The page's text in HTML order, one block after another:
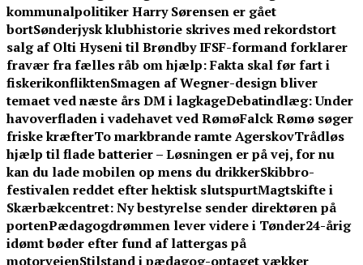
kommunalpolitiker Harry Sørensen er gået
bortSønderjysk klubhistorie skrives med rekordstort
salg af Olti Hyseni til Brøndby IFSF-formand forklarer
fravær fra fælles råb om hjælp: Fakta skal før fart i
fiskerikonfliktenSmagen af Wegner-design bliver
temaet ved næste års DM i lagkageDebatindlæg: Under
havoverfladen i vadehavet ved RømøFalck Rømø søger
friske kræfterTo markbrande ramte AgerskovTrådløs
hjælp til flade batterier – Løsningen er på vej, for nu
kan du lade mobilen op mens du drikkerSkibbro-
festivalen reddet efter hektisk slutspurtMagtskifte i
Skærbækcentret: Ny bestyrelse sender direktøren på
portenPædagogdrømmen lever videre i Tønder24-årig
idømt bøder efter fund af lattergas på
motorvejenStilstand i pædagog-optaget vækker